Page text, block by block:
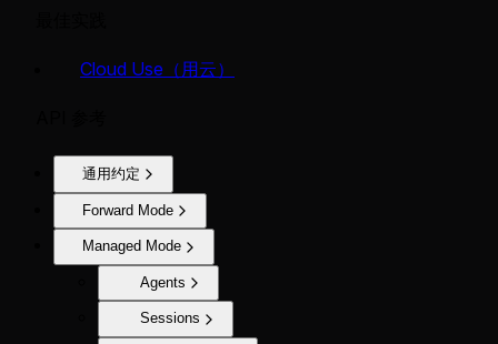
Cloud Use（用云）
通用约定
Forward Mode
Managed Mode
Agents
Sessions